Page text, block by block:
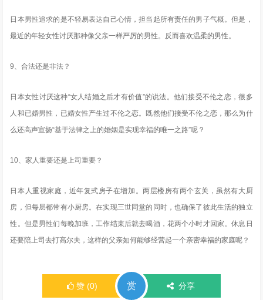
日本男性追求的是不轻易表达自己心情，担当起所有责任的男子气概。但是，
最近的年轻女性讨厌那种像父亲一样严厉的男性。反而喜欢温柔的男性。
9、合法还是非法？
日本女性讨厌这种“女人结婚之后才有价值”的说法。他们接受不伦之恋，很多
人和已婚男性，已婚女性产生过不伦之恋。既然他们接受不伦之恋，那么为什
么还高声宣扬“基于法律之上的婚姻是实现幸福的唯一之路”呢？
10、家人重要还是上司重要？
日本人重视家庭，近年复式房子在增加。两层楼房有两个玄关，虽然有大厨
房，但每层都带有小厨房。在实现三世同堂的同时，也确保了彼此生活的独立
性。但是男性们每晚加班，工作结束后就去喝酒，花两个小时才回家。休息日
还要陪上司去打高尔夫，这样的父亲如何能够经营起一个亲密幸福的家庭呢？
赞 (0) 赏 分享